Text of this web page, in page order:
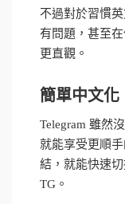
不過對於習慣
有問題，甚至
更直觀。
簡單中文化
Telegram 雖然
就能享受更順
結，就能快速
TG。